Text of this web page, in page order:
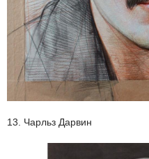
13. Чарльз Дарвин